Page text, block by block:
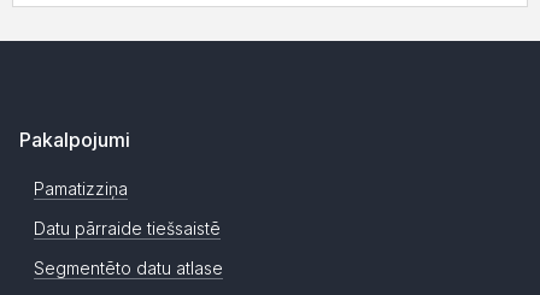
Pakalpojumi
Pamatizziņa
Datu pārraide tiešsaistē
Segmentēto datu atlase